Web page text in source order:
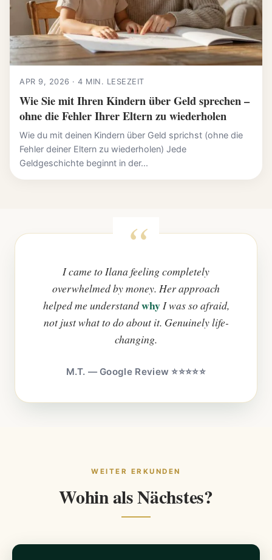
APR 9, 2026 · 4 MIN. LESEZEIT
Wie Sie mit Ihren Kindern über Geld sprechen –
ohne die Fehler Ihrer Eltern zu wiederholen
Wie du mit deinen Kindern über Geld sprichst (ohne die
Fehler deiner Eltern zu wiederholen) Jede
Geldgeschichte beginnt in der...
I came to Ilana feeling completely
overwhelmed by money. Her approach
helped me understandwhyI was so afraid,
not just what to do about it. Genuinely life-
changing.
M.T. — Google Review ⭐⭐⭐⭐⭐
WEITER ERKUNDEN
Wohin als Nächstes?